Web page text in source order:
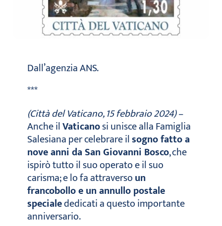
Dall’agenzia ANS.
***
(Città del Vaticano, 15 febbraio 2024)–
Anche ilVaticanosi unisce alla Famiglia
Salesiana per celebrare ilsogno fatto a
nove anni da San Giovanni Bosco, che
ispirò tutto il suo operato e il suo
carisma; e lo fa attraversoun
francobollo e un annullo postale
specialededicati a questo importante
anniversario.